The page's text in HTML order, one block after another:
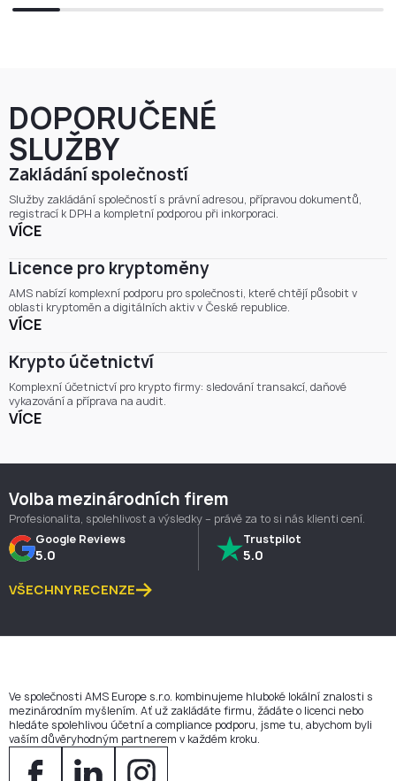
DOPORUČENÉ
SLUŽBY
Zakládání společností
Služby zakládání společností s právní adresou, přípravou dokumentů,
registrací k DPH a kompletní podporou při inkorporaci.
VÍCE
Licence pro kryptoměny
AMS nabízí komplexní podporu pro společnosti, které chtějí působit v
oblasti kryptoměn a digitálních aktiv v České republice.
VÍCE
Krypto účetnictví
Komplexní účetnictví pro krypto firmy: sledování transakcí, daňové
vykazování a příprava na audit.
VÍCE
Volba mezinárodních firem
Profesionalita, spolehlivost a výsledky – právě za to si nás klienti cení.
Google Reviews
5.0
Trustpilot
5.0
VŠECHNY RECENZE
Ve společnosti AMS Europe s.r.o. kombinujeme hluboké lokální znalosti s
mezinárodním myšlením. Ať už zakládáte firmu, žádáte o licenci nebo
hledáte spolehlivou účetní a compliance podporu, jsme tu, abychom byli
vaším důvěryhodným partnerem v každém kroku.